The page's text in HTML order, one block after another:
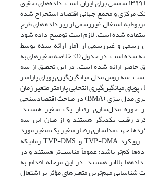
۳۰ ساله از سال ۱۳۷۰ تا ۱۳۹۹ شمسی برای ایران است، داده‌های تحقیق
مرکزی و مجمع جهانی اقتصاد استخراج شده
به اشتغال غیررسمی از ریز داده های طرح
شده است. لازم است توضیح داده شود
رسمی و غیررسمی از آمار ارائه شده توسط
مرکزآمار ایران بهره گرفته شده است. در جدول (۱)؛ خلاصه متغیرهای به
حاضر ارائه شده است. در این تحقیق از سه
سه روش مدل میانگین‌گیری پویای پارامتر
متغیر زمان TVP-DMA، پویای میانگین‌گیری انتخابی پارامتر متغیر زمان
TVP-DMS و متوسط‌گیری مدل بیزی (BMA) در مباحث اقتصادسنجی
حوزه مدل‌سازی رفتار یک متغیر هستند.
رقیب یکدیگر هستند و از میان این سه
جهت مدلسازی رفتار متغیر یک متغیر مورد
استفاده قرار می‌گیرند. رویکرد TVP-DMA و TVP-DMS زمانیکه
کم‌تر باشد؛ عموماً مناسب‌تر هستند و در
بالاتر هستند. در این مرحله اقدام به
شناسایی مهم‌ترین متغیرهای مؤثر بر اشتغال